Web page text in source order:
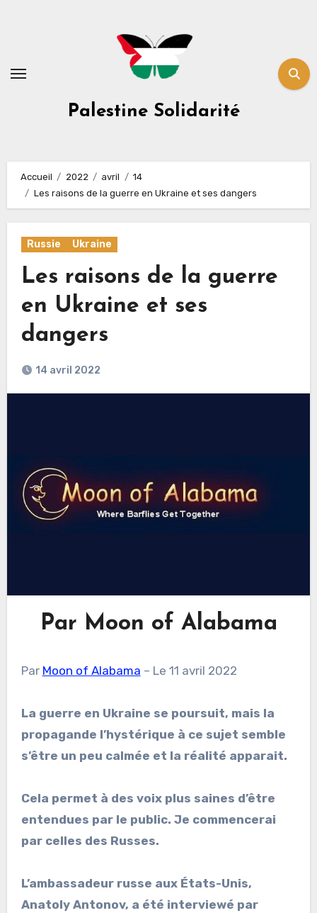
Palestine Solidarité
Accueil 2022 avril
14
Les raisons de la guerre en Ukraine et ses dangers
Russie Ukraine
Les raisons de la guerre
en Ukraine et ses
dangers
14 avril 2022
Par Moon of Alabama
Par Moon of Alabama – Le 11 avril 2022
La guerre en Ukraine se poursuit, mais la
propagande l’hystérique à ce sujet semble
s’être un peu calmée et la réalité apparait.
Cela permet à des voix plus saines d’être
entendues par le public. Je commencerai
par celles des Russes.
L’ambassadeur russe aux États-Unis,
Anatoly Antonov, a été interviewé par